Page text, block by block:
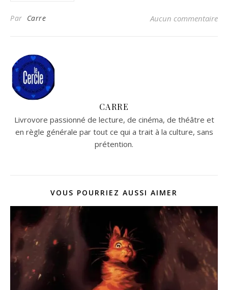
Par Carre Aucun commentaire
CARRE
Livrovore passionné de lecture, de cinéma, de théâtre et
en règle générale par tout ce qui a trait à la culture, sans
prétention.
VOUS POURRIEZ AUSSI AIMER